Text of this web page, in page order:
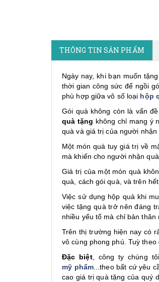
THÔNG TIN SẢN PHẨM
Ngày nay, khi bạn muốn
thời gian công sức để ngồi
phù hợp giữa vô số loại hộp
Gói quà không còn là vấn
quà tặng không chỉ mang ý
quà và giá trị của người
Một món quà tuy giá trị về
mà khiến cho người nhận
Giá trị của một món quà
quà, cách gói quà, và trên
Việc sử dụng hộp quà khi
việc tặng quà trở nên đáng
nhiều yếu tố mà chỉ bản
Trên thị trường hiện nay có
vô cùng phong phú. Tuỳ
Đặc biệt, công ty chúng
mỹ phẩm...theo bất cứ yêu
cao giá trị quà tặng của quý